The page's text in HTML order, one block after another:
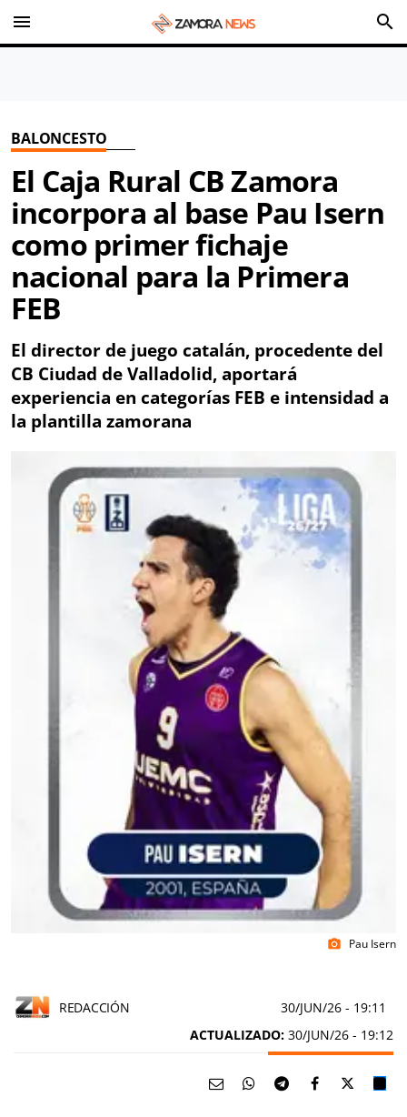
menu search
BALONCESTO
El Caja Rural CB Zamora
incorpora al base Pau Isern
como primer fichaje
nacional para la Primera
FEB
El director de juego catalán, procedente del
CB Ciudad de Valladolid, aportará
experiencia en categorías FEB e intensidad a
la plantilla zamorana
photo_camera Pau Isern
REDACCIÓN 30/JUN/26 - 19:11
ACTUALIZADO: 30/JUN/26 - 19:12